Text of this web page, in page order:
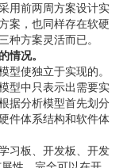
用前两周方案设计实
案，也同样存在软硬
种方案灵活而已。
情况。
使独立于实现的。
型中只表示出需要实
据分析模型首先划分
件体系结构和软件体
习板、开发板、开发